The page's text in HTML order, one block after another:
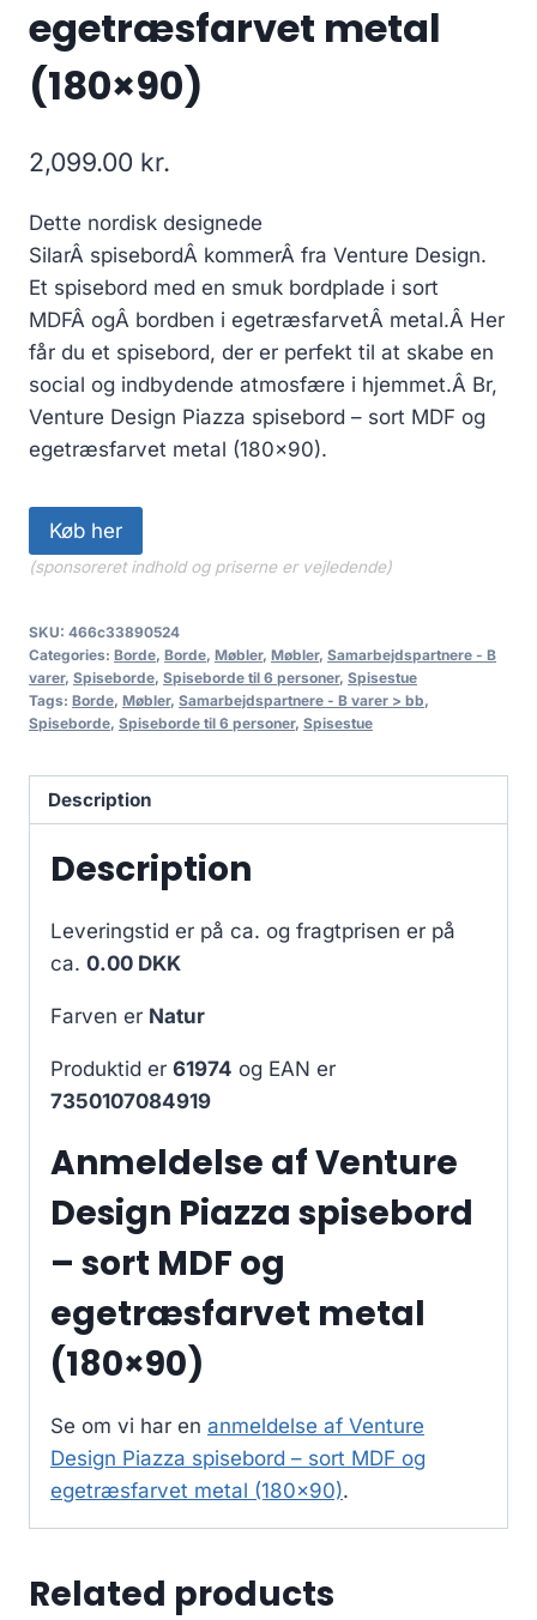
egetræsfarvet metal
(180×90)
2,099.00 kr.
Dette nordisk designede
SilarÂ spisebordÂ kommerÂ fra Venture Design.
Et spisebord med en smuk bordplade i sort
MDFÂ ogÂ bordben i egetræsfarvetÂ metal.Â Her
får du et spisebord, der er perfekt til at skabe en
social og indbydende atmosfære i hjemmet.Â Br,
Venture Design Piazza spisebord – sort MDF og
egetræsfarvet metal (180×90).
Køb her
(sponsoreret indhold og priserne er vejledende)
SKU: 466c33890524
Categories: Borde, Borde, Møbler, Møbler, Samarbejdspartnere - B
varer, Spiseborde, Spiseborde til 6 personer, Spisestue
Tags: Borde, Møbler, Samarbejdspartnere - B varer > bb,
Spiseborde, Spiseborde til 6 personer, Spisestue
Description
Description
Leveringstid er på ca. og fragtprisen er på
ca. 0.00 DKK
Farven er Natur
Produktid er 61974 og EAN er
7350107084919
Anmeldelse af Venture
Design Piazza spisebord
– sort MDF og
egetræsfarvet metal
(180×90)
Se om vi har en anmeldelse af Venture
Design Piazza spisebord – sort MDF og
egetræsfarvet metal (180×90).
Related products